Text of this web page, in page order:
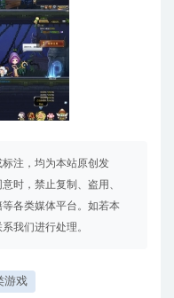
注，均为本站原创发
时，禁止复制、盗用、
各类媒体平台。如若本
我们进行处理。
游戏